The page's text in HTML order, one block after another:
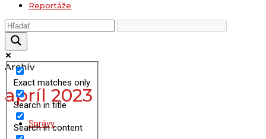
Reportáže
Exact matches only
Search in title
Search in content
Archív
apríl 2023
Správy